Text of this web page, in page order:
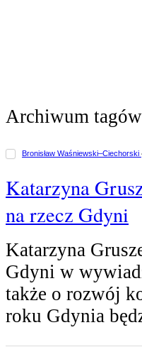
Archiwum
Bronisław Waśniewski–Ciechorski
Katarzyna
na rzecz Gdyni
Katarzyna
Gdyni w
także o rozwój
roku Gdynia